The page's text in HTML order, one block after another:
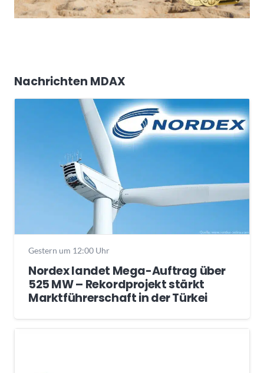
Nachrichten MDAX
Gestern um 12:00 Uhr
Nordex landet Mega-Auftrag über
525 MW – Rekordprojekt stärkt
Marktführerschaft in der Türkei